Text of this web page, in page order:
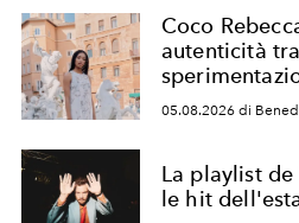
Coco
autenticità
05.08.2026 di
La playlist de
le hit